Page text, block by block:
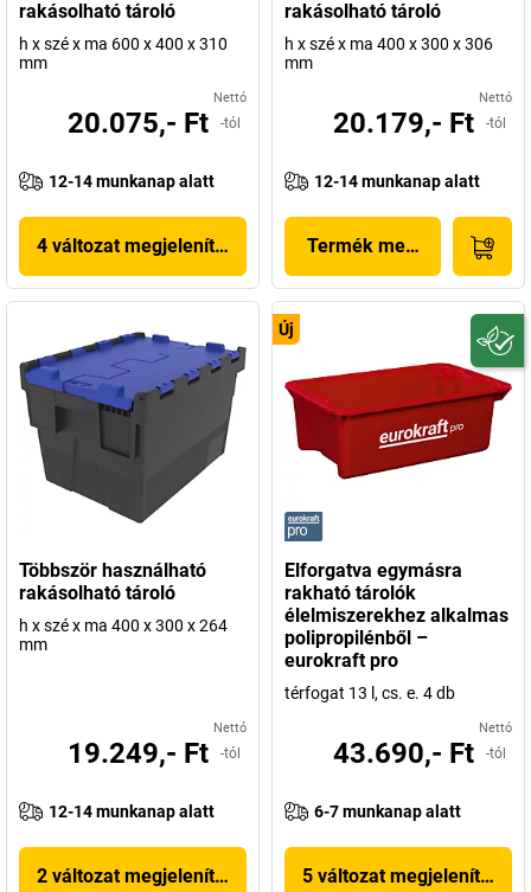
rakásolható tároló
h x szé x ma 600 x 400 x 310
mm
Nettó
20.075,- Ft -tól
12-14 munkanap alatt
4 változat megjelenítése
rakásolható tároló
h x szé x ma 400 x 300 x 306
mm
Nettó
20.179,- Ft -tól
12-14 munkanap alatt
Termék megjelenítése
Többször használható
rakásolható tároló
h x szé x ma 400 x 300 x 264
mm
Nettó
19.249,- Ft -tól
12-14 munkanap alatt
2 változat megjelenítése
Új
Elforgatva egymásra
rakható tárolók
élelmiszerekhez alkalmas
polipropilénből –
eurokraft pro
térfogat 13 l, cs. e. 4 db
Nettó
43.690,- Ft -tól
6-7 munkanap alatt
5 változat megjelenítése